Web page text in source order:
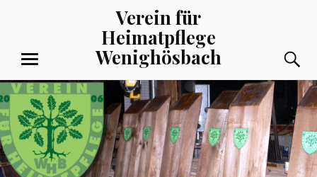
Verein für
Heimatpflege
Wenighösbach
MENÜ